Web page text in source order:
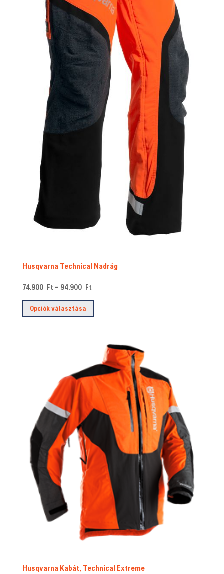
Husqvarna Technical Nadrág
74.900 Ft – 94.900 FtÁrtartomány:
Opciók választása
Ennek
variációja
van.
A
változatok
a
termékoldalon
választhatók
ki
Husqvarna Kabát, Technical Extreme